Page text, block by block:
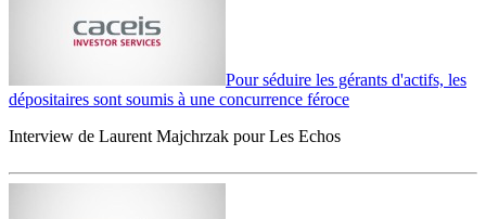
Pour séduire les gérants d'actifs, les
dépositaires sont soumis à une concurrence féroce
Interview de Laurent Majchrzak pour Les Echos